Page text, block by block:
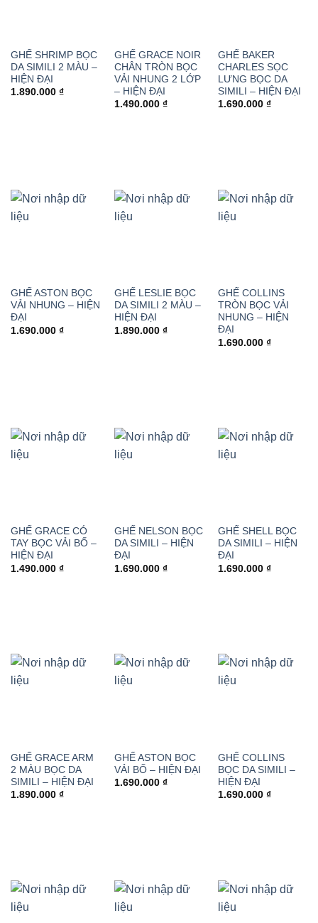
GHẾ SHRIMP BỌC
DA SIMILI 2 MÀU –
HIỆN ĐẠI
1.890.000 ₫
GHẾ GRACE NOIR
CHÂN TRÒN BỌC
VẢI NHUNG 2 LỚP
– HIỆN ĐẠI
1.490.000 ₫
GHẾ BAKER
CHARLES SỌC
LƯNG BỌC DA
SIMILI – HIỆN ĐẠI
1.690.000 ₫
GHẾ ASTON BỌC
VẢI NHUNG – HIỆN
ĐẠI
1.690.000 ₫
GHẾ LESLIE BỌC
DA SIMILI 2 MÀU –
HIỆN ĐẠI
1.890.000 ₫
GHẾ COLLINS
TRÒN BỌC VẢI
NHUNG – HIỆN
ĐẠI
1.690.000 ₫
GHẾ GRACE CÓ
TAY BỌC VẢI BỐ –
HIỆN ĐẠI
1.490.000 ₫
GHẾ NELSON BỌC
DA SIMILI – HIỆN
ĐẠI
1.690.000 ₫
GHẾ SHELL BỌC
DA SIMILI – HIỆN
ĐẠI
1.690.000 ₫
GHẾ GRACE ARM
2 MÀU BỌC DA
SIMILI – HIỆN ĐẠI
1.890.000 ₫
GHẾ ASTON BỌC
VẢI BỐ – HIỆN ĐẠI
1.690.000 ₫
GHẾ COLLINS
BỌC DA SIMILI –
HIỆN ĐẠI
1.690.000 ₫